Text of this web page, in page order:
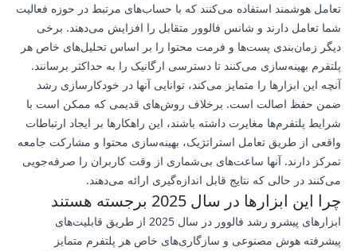
تعامل هوشمند استفاده می‌کنند که با حساب‌های مرتبط در حوزه فعالیت
شما تعامل دارند و شانس فالوور متقابل را افزایش می‌دهند. برخی
دیگر زمان‌بندی پست‌ها و فرمت محتوا را بر اساس تحلیل‌های خاص هر
پلتفرم بهینه‌سازی می‌کنند تا دسترسی ارگانیک را به حداکثر برسانند.
آنچه این ابزارها را متمایز می‌کند، توانایی آنها در خودکارسازی رشد
ضمن حفظ اصالت است. برخلاف روش‌های قدیمی که ممکن است با
شرایط پلتفرم‌ها مغایرت داشته باشند، این راهکارها بر ایجاد ارتباطات
واقعی از طریق تعامل استراتژیک، بهینه‌سازی محتوا و مشارکت جامعه
تمرکز دارند. آنها ساعت‌های بی‌شماری از وقت کاربران را صرفه‌جویی
می‌کنند در حالی که نتایج قابل اندازه‌گیری ارائه می‌دهند.
چرا این ابزارها در سال 2025 برجسته هستند
ابزارهای پیشرو رشد فالوور در سال 2025 از طریق قابلیت‌های
پیشرفته هوش مصنوعی و سازگاری‌های خاص هر پلتفرم متمایز